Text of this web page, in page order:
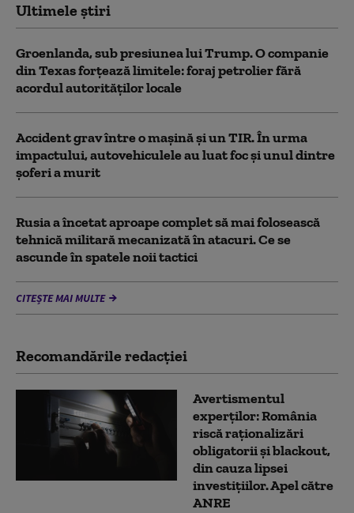
Ultimele știri
Groenlanda, sub presiunea lui Trump. O companie
din Texas forțează limitele: foraj petrolier fără
acordul autorităților locale
Accident grav între o mașină și un TIR. În urma
impactului, autovehiculele au luat foc și unul dintre
șoferi a murit
Rusia a încetat aproape complet să mai folosească
tehnică militară mecanizată în atacuri. Ce se
ascunde în spatele noii tactici
CITEȘTE MAI MULTE
Recomandările redacţiei
Avertismentul
experților: România
riscă raționalizări
obligatorii și blackout,
din cauza lipsei
investițiilor. Apel către
ANRE